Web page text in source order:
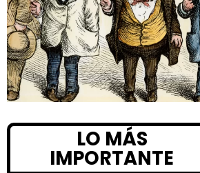
LO MÁS
IMPORTANTE